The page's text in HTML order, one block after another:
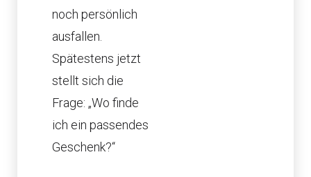
noch persönlich
ausfallen.
Spätestens jetzt
stellt sich die
Frage: „Wo finde
ich ein passendes
Geschenk?“